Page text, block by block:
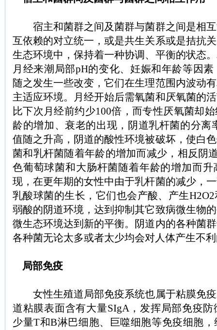
宿主和菌群之间及菌群与菌群之间是相互
互依赖的对立统一，或是共生关系或是拮抗
生态环境中，保持着一种协调、平衡的状态
月经来潮局部pH的变化、妊娠和年龄等因
随之发生一些改变，它们在生理范围内波动
主适应环境。月经开始后需氧菌和厌氧菌的
比下次月经前约少100倍，而专性厌氧菌却
龄的增加、衰老的出现，阴道乳杆菌的分离
值随之升高，阴道的酸性环境被破坏，使白
菌和乳杆菌随着年龄的增加而减少，相反阴
色葡萄球菌和大肠杆菌随着年龄的增加而
现，在更年期的女性中由于乳杆菌的减少，
乳酸球菌的生长，它们也会产酸、产生
弱酸的阴道环境，达到抑制其它致病微生物
微生态环境达到新的平衡。阴道内的各种菌
各种菌无论太多或者太少均会对人体产生不
局部免疫
女性生殖道局部免疫系统也属于粘膜免疫
道粘膜表面含有大量SIgA，发挥局部免疫
少量T和B淋巴细胞、巨噬细胞等免疫细胞